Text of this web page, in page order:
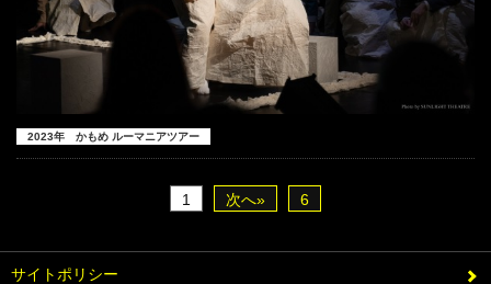
2023年 かもめ ルーマニアツアー
1 次へ» 6
サイトポリシー